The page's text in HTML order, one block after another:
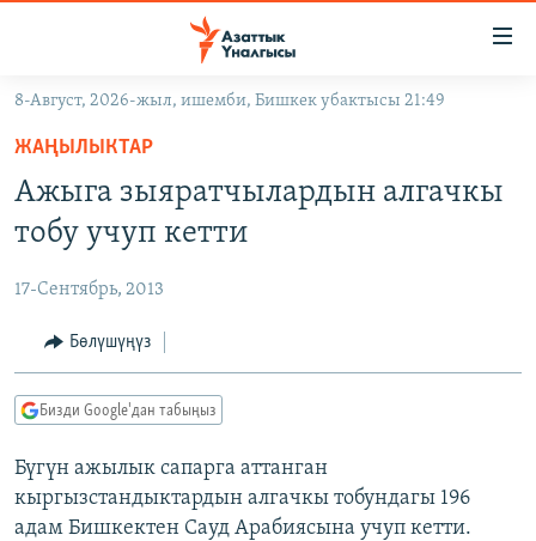
Навигацияга
өтүңүз
Издөөгө
салыңызКЫРГЫЗСТАН
ЭКОНОМИКА
МАДАНИЯТ
ДҮЙНӨ
БОРБОР АЗИЯ
УКРАИНА
АТАЙЫН ИЛИКТӨӨ
ТВ ПРОГРАММАЛАР
ЭКСПЕРТТЕР ТАЛДАЙТ
БИЗ ЖАНА ДҮЙНӨ
ДАНИСТЕ
ӨЗГӨЧӨ ПИКИР
Русский
8-Август, 2026-жыл, ишемби, Бишкек убактысы 21:49
ЖАҢЫЛЫКТАР
Ажыга зыяратчылардын алгачкы
тобу учуп кетти
17-Сентябрь, 2013
Бөлүшүңүз
Бизди Google'дан табыңыз
Бүгүн ажылык сапарга аттанган
кыргызстандыктардын алгачкы тобундагы 196
адам Бишкектен Сауд Арабиясына учуп кетти.